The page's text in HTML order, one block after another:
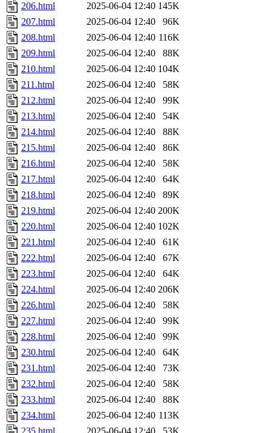
206.html
2025-06-04 12:40 145K
207.html
2025-06-04 12:40
96K
208.html
2025-06-04 12:40 116K
209.html
2025-06-04 12:40
88K
210.html
2025-06-04 12:40 104K
211.html
2025-06-04 12:40
58K
212.html
2025-06-04 12:40
99K
213.html
2025-06-04 12:40
54K
214.html
2025-06-04 12:40
88K
215.html
2025-06-04 12:40
86K
216.html
2025-06-04 12:40
58K
217.html
2025-06-04 12:40
64K
218.html
2025-06-04 12:40
89K
219.html
2025-06-04 12:40 200K
220.html
2025-06-04 12:40 102K
221.html
2025-06-04 12:40
61K
222.html
2025-06-04 12:40
67K
223.html
2025-06-04 12:40
64K
224.html
2025-06-04 12:40 206K
226.html
2025-06-04 12:40
58K
227.html
2025-06-04 12:40
99K
228.html
2025-06-04 12:40
99K
230.html
2025-06-04 12:40
64K
231.html
2025-06-04 12:40
73K
232.html
2025-06-04 12:40
58K
233.html
2025-06-04 12:40
88K
234.html
2025-06-04 12:40 113K